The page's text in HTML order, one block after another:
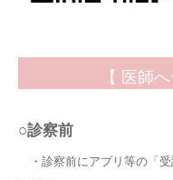
【 医師
○診察前
・診察前にアプリ等の「